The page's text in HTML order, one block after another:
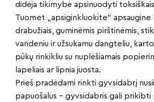
didėja tikimybė apsinuodyti toksiškais
Tuomet „apsiginkluokite“ apsaugine
drabužiais, guminėmis pirštinėmis,
vandeniu ir užsukamu dangteliu,
pūkų rinkikliu su nuplėšiamais
lapeliais ar lipnia juosta.
Prieš pradėdami rinkti gyvsidabrį
papuošalus – gyvsidabris gali